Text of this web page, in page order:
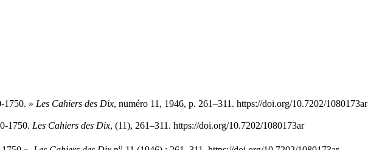
1750. » Les Cahiers des Dix, numéro 11, 1946, p. 261–311. https://doi.org/10.7202/1080173ar
1750. Les Cahiers des Dix, (11), 261–311. https://doi.org/10.7202/1080173ar
o